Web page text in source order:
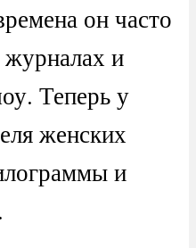
он часто
и
Теперь у
женских
и